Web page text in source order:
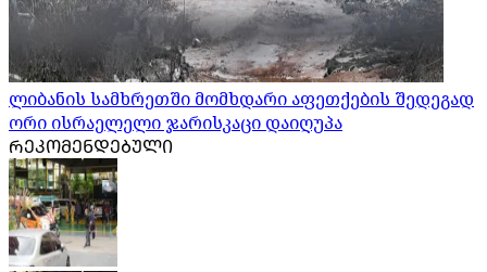
ლიბანის სამხრეთში მომხდარი აფეთქების შედეგად
ორი ისრაელელი ჯარისკაცი დაიღუპა
ᲠᲔᲙᲝᲛᲔᲜᲓᲔᲑᲣᲚᲘ